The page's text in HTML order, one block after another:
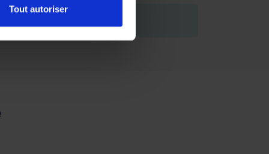
Tout autoriser
vous engager.